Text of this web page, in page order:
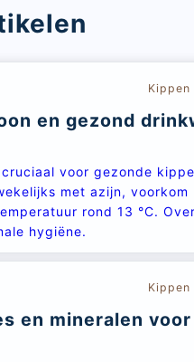
Kippen
en gezond
voor gezonde
met azijn, voorkom
rond 13 °C.
hygiëne.
Kippen
en mineralen voor